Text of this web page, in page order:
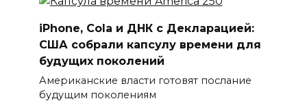
iPhone, Cola и ДНК с Декларацией:
США собрали капсулу времени для
будущих поколений
Американские власти готовят послание
будущим поколениям